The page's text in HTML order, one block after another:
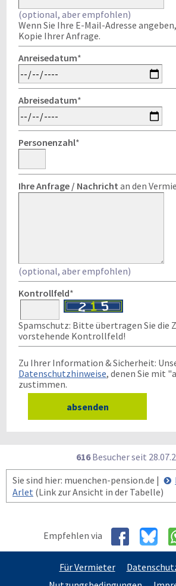
(optional, aber empfohlen)
Wenn Sie Ihre E-Mail-Adresse
Kopie Ihrer Anfrage.
Anreisedatum*
Abreisedatum*
Personenzahl*
Ihre Anfrage / Nachricht an den
(optional, aber empfohlen)
Kontrollfeld*
Spamschutz: Bitte übertragen Sie die
vorstehende Kontrollfeld!
Zu Ihrer Information & Sicherheit:
Datenschutzhinweise, denen Sie mit
zustimmen.
616Besucher seit 28.07.2
Sie sind hier: muenchen-pension.de |
Arlet (Link zur Ansicht in der Tabelle)
Empfehlen via
Für Vermieter